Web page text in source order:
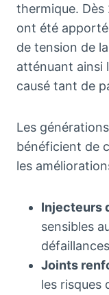
thermique.
ont été
de tension de
atténuant ainsi
causé tant de
Les
bénéficient de
les
Injecteurs
sensibles
Joints
les risques